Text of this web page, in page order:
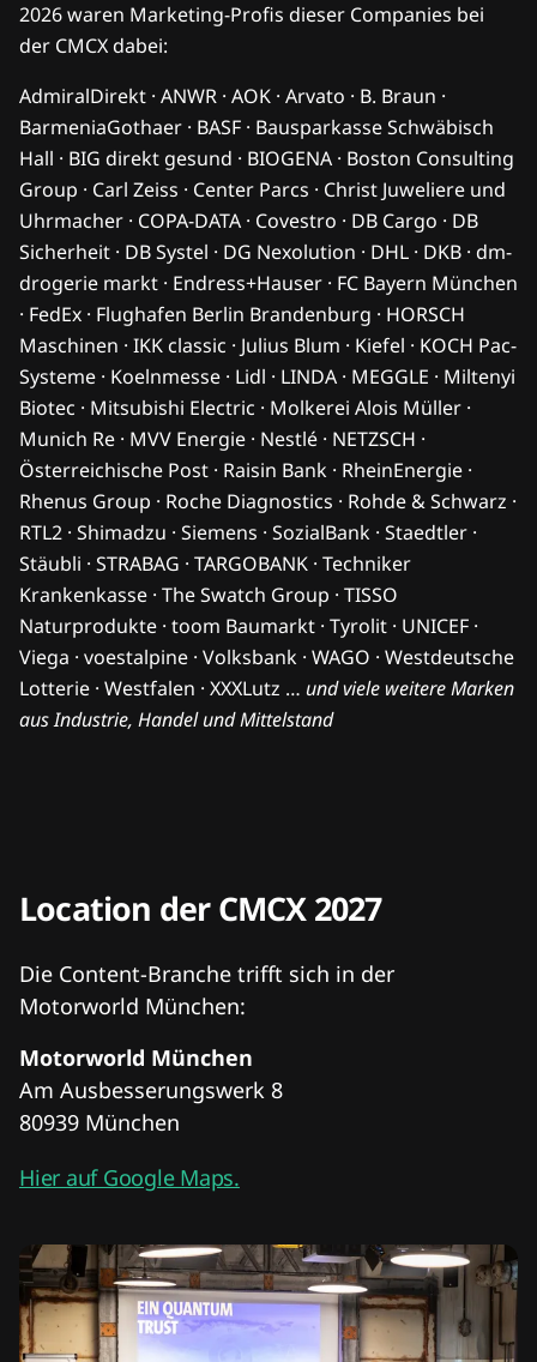
2026 waren Marketing-Profis dieser Companies bei
der CMCX dabei:
AdmiralDirekt · ANWR · AOK · Arvato · B. Braun ·
BarmeniaGothaer · BASF · Bausparkasse Schwäbisch
Hall · BIG direkt gesund · BIOGENA · Boston Consulting
Group · Carl Zeiss · Center Parcs · Christ Juweliere und
Uhrmacher · COPA-DATA · Covestro · DB Cargo · DB
Sicherheit · DB Systel · DG Nexolution · DHL · DKB · dm-
drogerie markt · Endress+Hauser · FC Bayern München
· FedEx · Flughafen Berlin Brandenburg · HORSCH
Maschinen · IKK classic · Julius Blum · Kiefel · KOCH Pac-
Systeme · Koelnmesse · Lidl · LINDA · MEGGLE · Miltenyi
Biotec · Mitsubishi Electric · Molkerei Alois Müller ·
Munich Re · MVV Energie · Nestlé · NETZSCH ·
Österreichische Post · Raisin Bank · RheinEnergie ·
Rhenus Group · Roche Diagnostics · Rohde & Schwarz ·
RTL2 · Shimadzu · Siemens · SozialBank · Staedtler ·
Stäubli · STRABAG · TARGOBANK · Techniker
Krankenkasse · The Swatch Group · TISSO
Naturprodukte · toom Baumarkt · Tyrolit · UNICEF ·
Viega · voestalpine · Volksbank · WAGO · Westdeutsche
Lotterie · Westfalen · XXXLutz … und viele weitere Marken
aus Industrie, Handel und Mittelstand
Location der CMCX 2027
Die Content-Branche trifft sich in der
Motorworld München:
Motorworld München
Am Ausbesserungswerk 8
80939 München
Hier auf Google Maps.